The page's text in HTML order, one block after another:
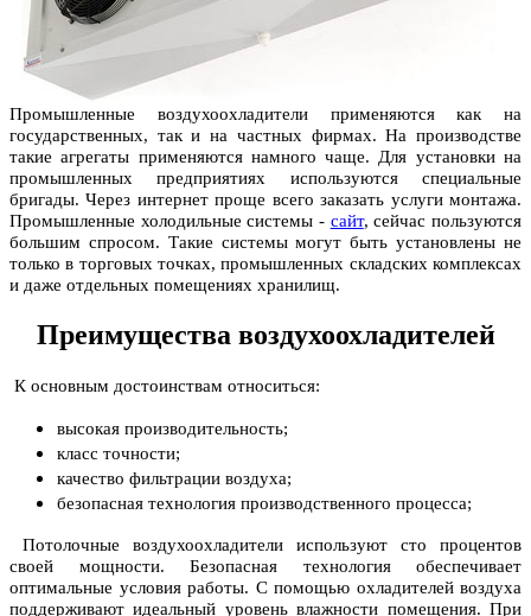
Промышленные воздухоохладители применяются как на
государственных, так и на частных фирмах. На производстве
такие агрегаты применяются намного чаще. Для установки на
промышленных предприятиях используются специальные
бригады. Через интернет проще всего заказать услуги монтажа.
Промышленные холодильные системы - сайт, сейчас пользуются
большим спросом. Такие системы могут быть установлены не
только в торговых точках, промышленных складских комплексах
и даже отдельных помещениях хранилищ.
Преимущества воздухоохладителей
К основным достоинствам относиться:
высокая производительность;
класс точности;
качество фильтрации воздуха;
безопасная технология производственного процесса;
Потолочные воздухоохладители используют сто процентов
своей мощности. Безопасная технология обеспечивает
оптимальные условия работы. С помощью охладителей воздуха
поддерживают идеальный уровень влажности помещения. При